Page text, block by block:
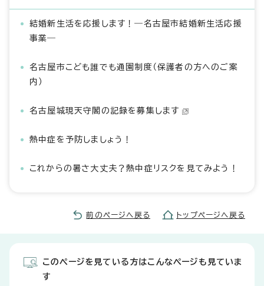
結婚新生活を応援します！―名古屋市結婚新生活応援
事業―
名古屋市こども誰でも通園制度（保護者の方へのご案
内）
名古屋城現天守閣の記録を募集します
熱中症を予防しましょう！
これからの暑さ大丈夫？熱中症リスクを見てみよう！
前のページへ戻る トップページへ戻る
このページを見ている方はこんなページも見ていま
す